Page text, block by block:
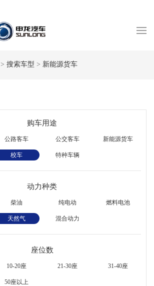
> 搜索车型 > 新能源货车
购车用途
公路客车 公交客车 新能源货车
校车 特种车辆
动力种类
柴油 纯电动 燃料电池
天然气 混合动力
座位数
10-20座 21-30座 31-40座
50座以上